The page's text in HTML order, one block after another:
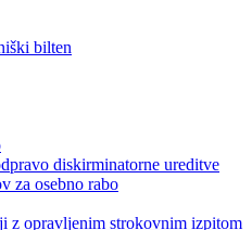
bilten
diskirminatorne ureditve
za osebno rabo
z opravljenim strokovnim izpitom